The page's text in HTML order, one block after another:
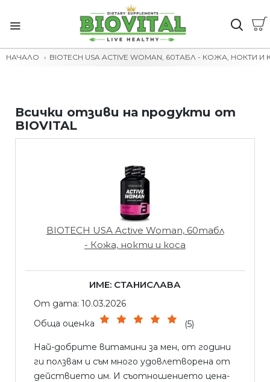
НАЧАЛО BIOTECH USA ACTIVE WOMAN, 60ТАБЛ - КОЖА, НОКТИ И
Всички отзиви на продукти от
BIOVITAL
BIOTECH USA Active Woman, 60табл
- Кожа, нокти и коса
ИМЕ: СТАНИСЛАВА
От дата: 10.03.2026
Обща оценка
(5)
Най-добрите витамини за мен, от години
ги ползвам и съм много удовлетворена от
действието им. И съотношението цена-